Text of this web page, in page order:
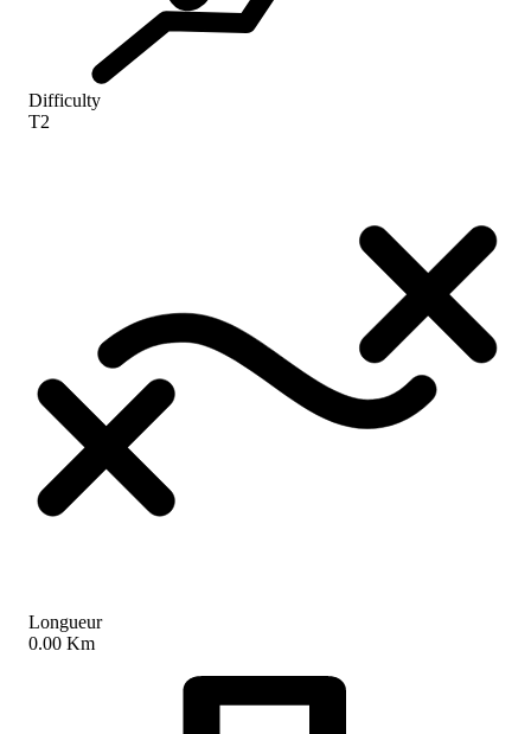
Difficulty
T2
Longueur
0.00 Km